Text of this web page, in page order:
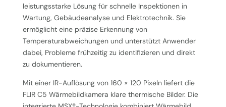
leistungsstarke Lösung für schnelle Inspektionen in
Wartung, Gebäudeanalyse und Elektrotechnik. Sie
ermöglicht eine präzise Erkennung von
Temperaturabweichungen und unterstützt Anwender
dabei, Probleme frühzeitig zu identifizieren und direkt
zu dokumentieren.
Mit einer IR-Auflösung von 160 × 120 Pixeln liefert die
FLIR C5 Wärmebildkamera klare thermische Bilder. Die